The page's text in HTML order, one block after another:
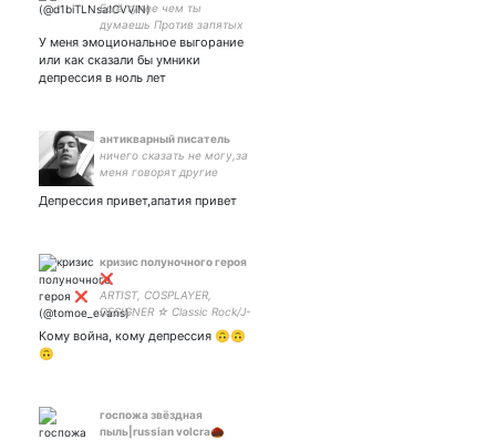
Ещё тупее чем ты
думаешь Против запятых
(ладно просто я не умею
их правильно ставить) 16
лет живу и до сих пор не
У меня эмоциональное выгорание
или как сказали бы умники
депрессия в ноль лет
антикварный писатель
ничего сказать не могу,за
меня говорят другие
Депрессия привет,апатия привет
кризис полуночного героя
❌
ARTIST, COSPLAYER,
DESIGNER ☆ Classic Rock/J-
Rock ☆ Genshin Impact ☆
MDZS/The Untamed ☆
Кому война, кому депрессия 🙃🙃
🙃
госпожа звёздная
пыль|russian volcra🌰